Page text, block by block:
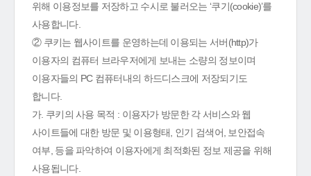
위해 이용정보를 저장하고 수시로 불러오는 ‘쿠기(cookie)’를
사용합니다.
② 쿠키는 웹사이트를 운영하는데 이용되는 서버(http)가
이용자의 컴퓨터 브라우저에게 보내는 소량의 정보이며
이용자들의 PC 컴퓨터내의 하드디스크에 저장되기도
합니다.
가. 쿠키의 사용 목적 : 이용자가 방문한 각 서비스와 웹
사이트들에 대한 방문 및 이용형태, 인기 검색어, 보안접속
여부, 등을 파악하여 이용자에게 최적화된 정보 제공을 위해
사용됩니다.